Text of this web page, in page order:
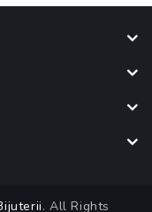
. All Rights